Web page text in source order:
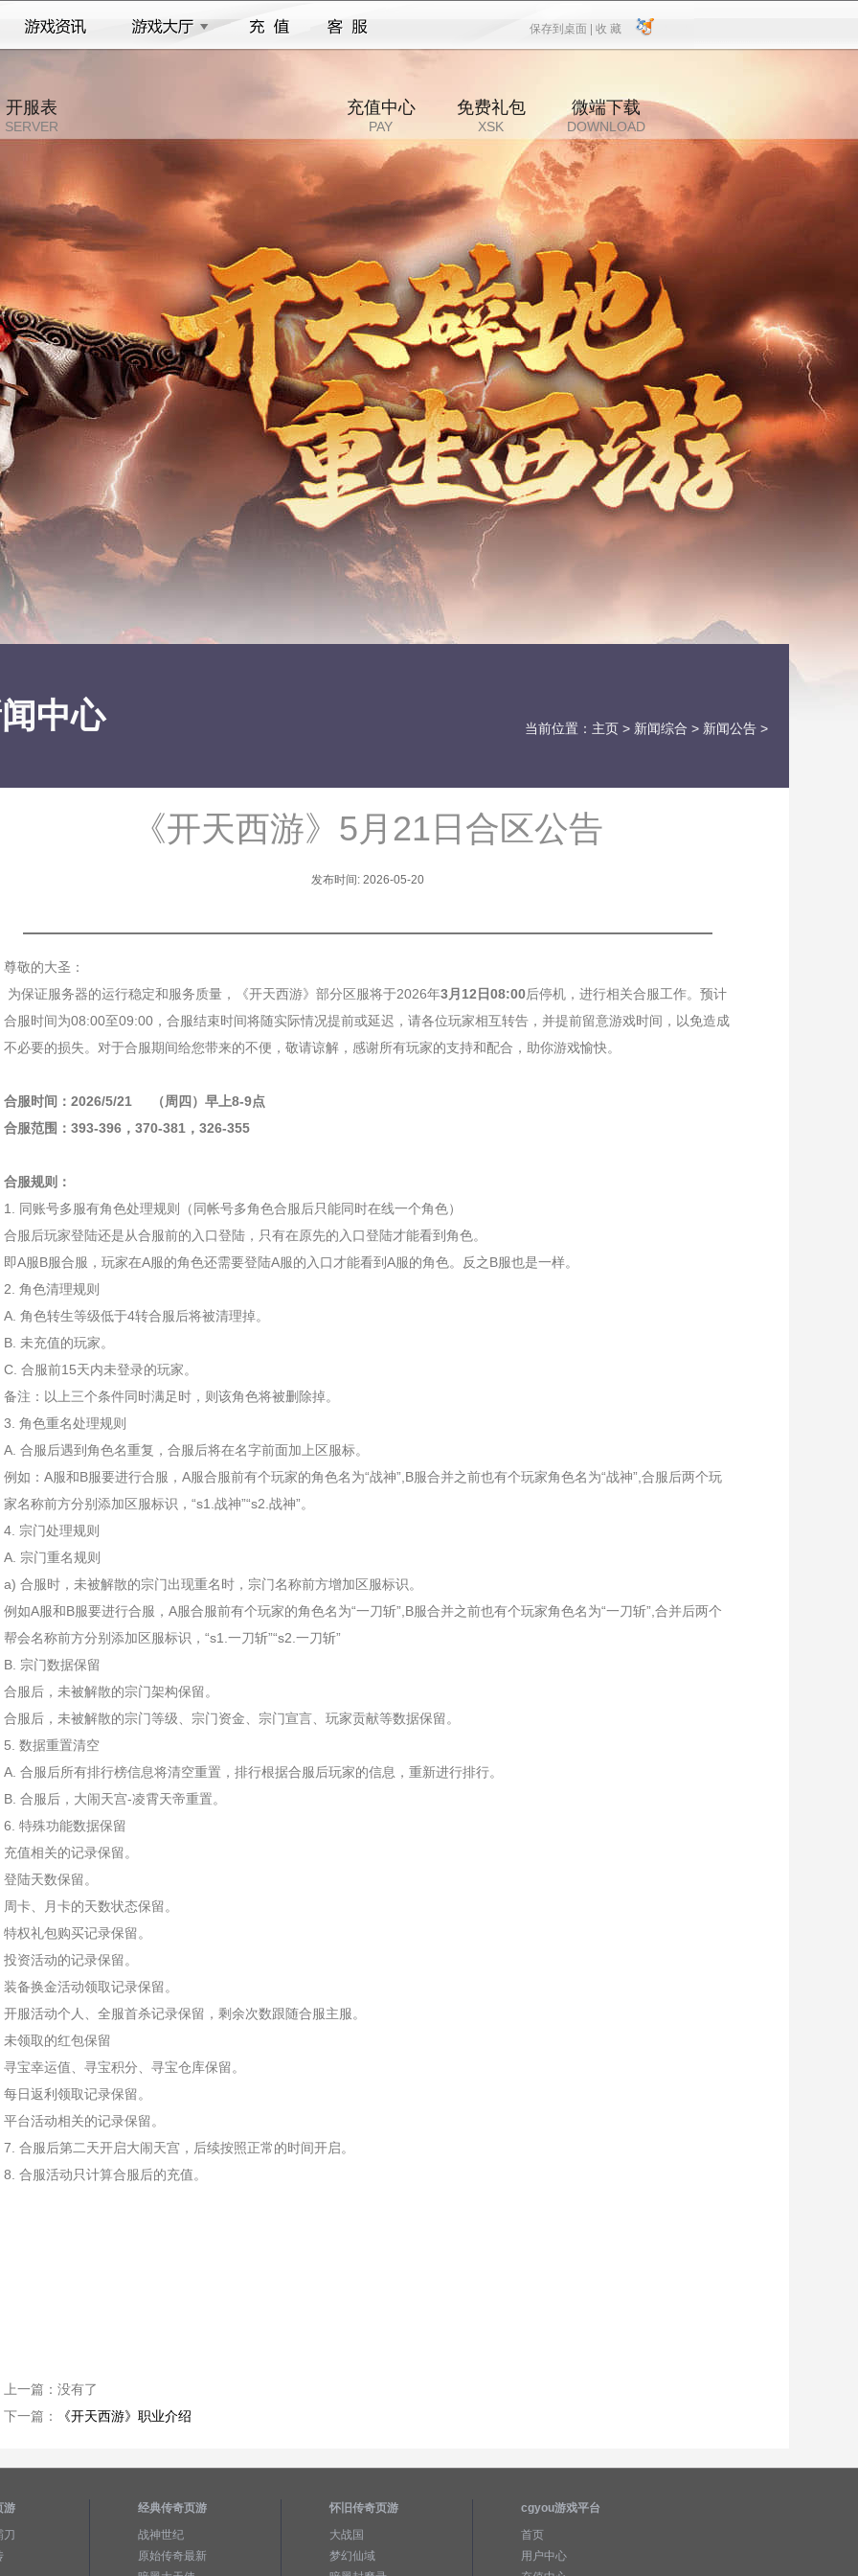
保存到桌面 |
保存到桌面 收 藏
收 藏
开服表
SERVER
充值中心
PAY
免费礼包
XSK
微端下载
DOWNLOAD
中心 当前位置： 主页 > 新闻综合 > 新闻公告 >
《开天西游》5月21日合区公告
发布时间: 2026-05-20
尊敬的大圣：
为保证服务器的运行稳定和服务质量，《开天西游》部分区服将于2026年3月12日08:00后停机，进行相关合服工作。预计
合服时间为08:00至09:00，合服结束时间将随实际情况提前或延迟，请各位玩家相互转告，并提前留意游戏时间，以免造成
不必要的损失。对于合服期间给您带来的不便，敬请谅解，感谢所有玩家的支持和配合，助你游戏愉快。
合服时间：2026/5/21 （周四）早上8-9点
合服范围：393-396，370-381，326-355
合服规则：
1. 同账号多服有角色处理规则（同帐号多角色合服后只能同时在线一个角色）
合服后玩家登陆还是从合服前的入口登陆，只有在原先的入口登陆才能看到角色。
即A服B服合服，玩家在A服的角色还需要登陆A服的入口才能看到A服的角色。反之B服也是一样。
2. 角色清理规则
A. 角色转生等级低于4转合服后将被清理掉。
B. 未充值的玩家。
C. 合服前15天内未登录的玩家。
备注：以上三个条件同时满足时，则该角色将被删除掉。
3. 角色重名处理规则
A. 合服后遇到角色名重复，合服后将在名字前面加上区服标。
例如：A服和B服要进行合服，A服合服前有个玩家的角色名为“战神”,B服合并之前也有个玩家角色名为“战神”,合服后两个玩
家名称前方分别添加区服标识，“s1.战神”“s2.战神”。
4. 宗门处理规则
A. 宗门重名规则
a) 合服时，未被解散的宗门出现重名时，宗门名称前方增加区服标识。
例如A服和B服要进行合服，A服合服前有个玩家的角色名为“一刀斩”,B服合并之前也有个玩家角色名为“一刀斩”,合并后两个
帮会名称前方分别添加区服标识，“s1.一刀斩”“s2.一刀斩”
B. 宗门数据保留
合服后，未被解散的宗门架构保留。
合服后，未被解散的宗门等级、宗门资金、宗门宣言、玩家贡献等数据保留。
5. 数据重置清空
A. 合服后所有排行榜信息将清空重置，排行根据合服后玩家的信息，重新进行排行。
B. 合服后，大闹天宫-凌霄天帝重置。
6. 特殊功能数据保留
充值相关的记录保留。
登陆天数保留。
周卡、月卡的天数状态保留。
特权礼包购买记录保留。
投资活动的记录保留。
装备换金活动领取记录保留。
开服活动个人、全服首杀记录保留，剩余次数跟随合服主服。
未领取的红包保留
寻宝幸运值、寻宝积分、寻宝仓库保留。
每日返利领取记录保留。
平台活动相关的记录保留。
7. 合服后第二天开启大闹天宫，后续按照正常的时间开启。
8. 合服活动只计算合服后的充值。
上一篇： 没有了
下一篇：
《开天西游》职业介绍
游
刀
经典传奇页游
战神世纪
原始传奇最新
怀旧传奇页游
大战国
梦幻仙域
cgyou游戏平台
首页
用户中心